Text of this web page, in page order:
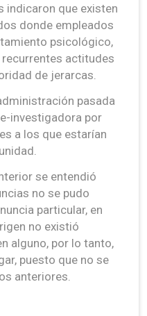
indicaron que existen
donde empleados
psicológico,
actitudes
de jerarcas.
pasada
investigadora por
a los que estarían
se entendió
no se pudo
particular, en
no existió
alguno, por lo tanto,
puesto que no se
anteriores.